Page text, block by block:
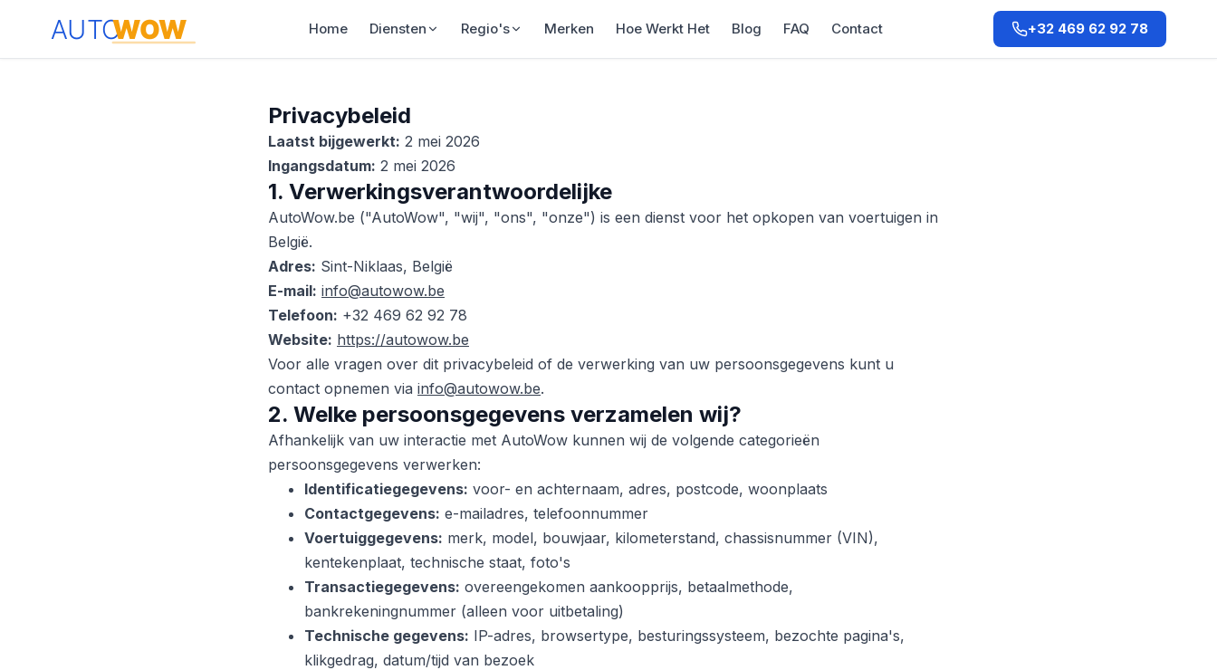
Home Diensten Regio's Merken Hoe Werkt Het Blog FAQ Contact +32 469 62 92 78
Privacybeleid
Laatst bijgewerkt: 2 mei 2026
Ingangsdatum: 2 mei 2026
1. Verwerkingsverantwoordelijke
AutoWow.be ("AutoWow", "wij", "ons", "onze") is een dienst voor het opkopen van voertuigen in
België.
Adres: Sint-Niklaas, België
E-mail: info@autowow.be
Telefoon: +32 469 62 92 78
Website: https://autowow.be
Voor alle vragen over dit privacybeleid of de verwerking van uw persoonsgegevens kunt u
contact opnemen via info@autowow.be.
2. Welke persoonsgegevens verzamelen wij?
Afhankelijk van uw interactie met AutoWow kunnen wij de volgende categorieën
persoonsgegevens verwerken:
Identificatiegegevens: voor- en achternaam, adres, postcode, woonplaats
Contactgegevens: e-mailadres, telefoonnummer
Voertuiggegevens: merk, model, bouwjaar, kilometerstand, chassisnummer (VIN),
kentekenplaat, technische staat, foto's
Transactiegegevens: overeengekomen aankoopprijs, betaalmethode,
bankrekeningnummer (alleen voor uitbetaling)
Technische gegevens: IP-adres, browsertype, besturingssysteem, bezochte pagina's,
klikgedrag, datum/tijd van bezoek